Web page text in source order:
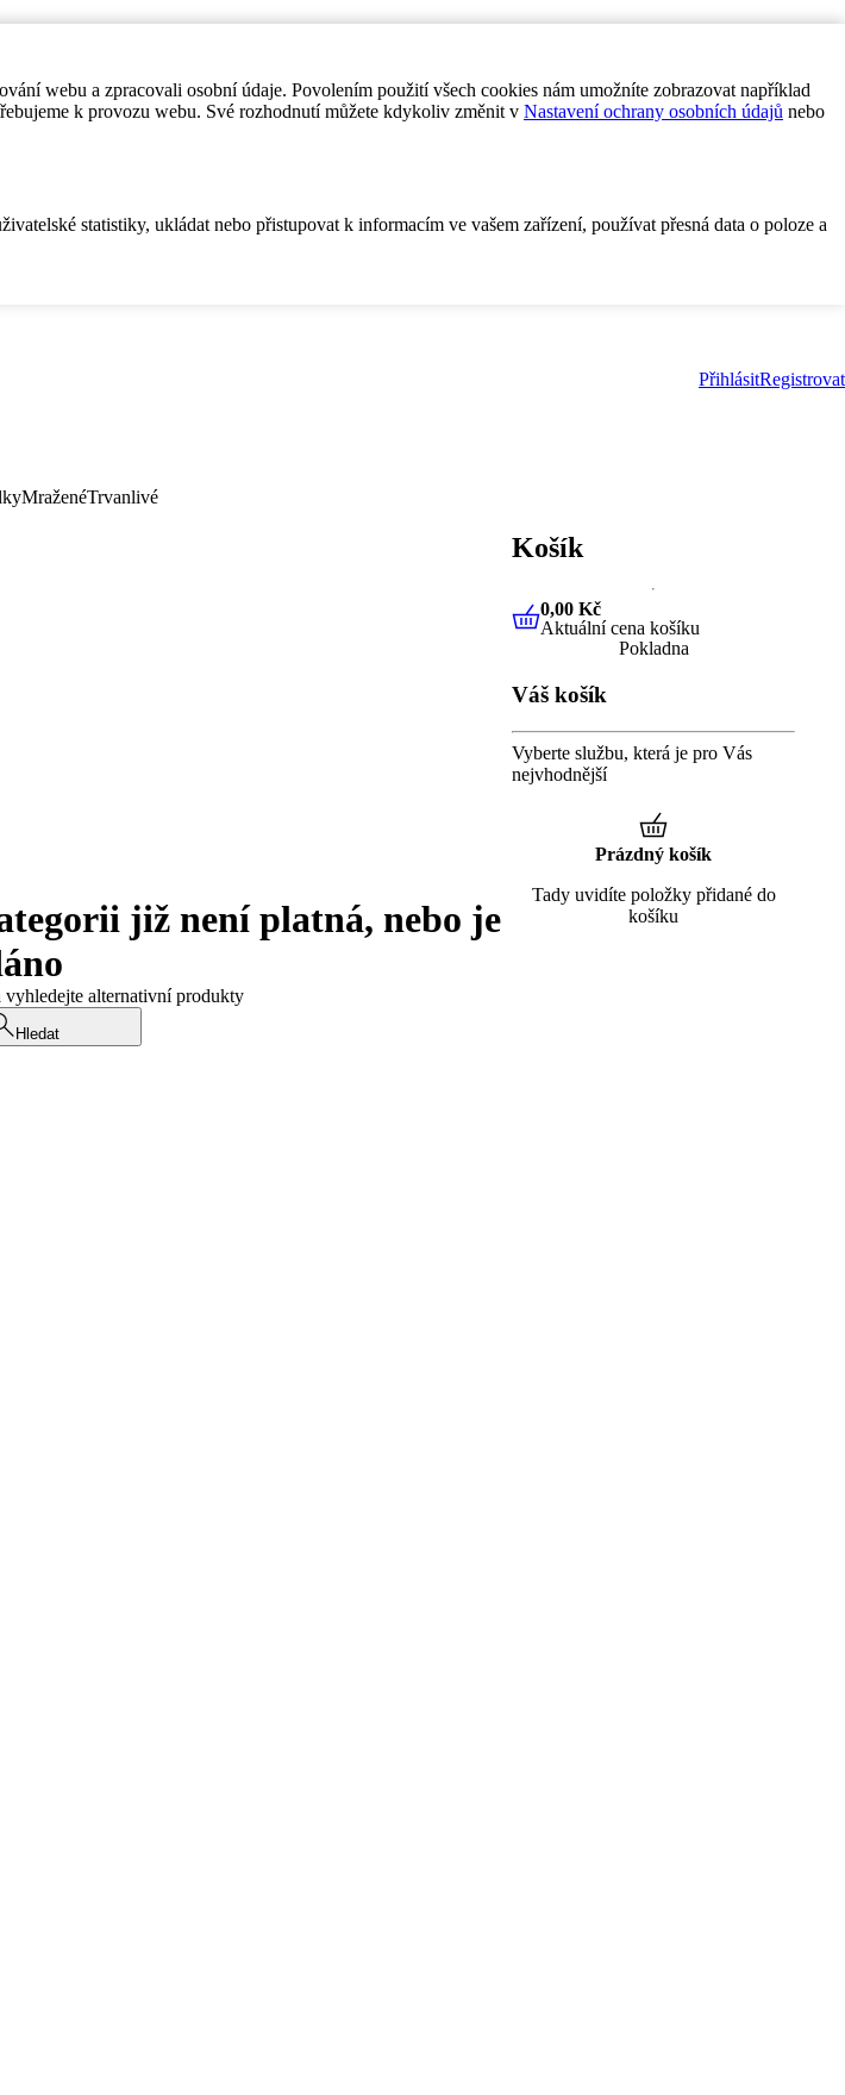
webu a zpracovali osobní údaje. Povolením použití všech cookies nám umožníte zobrazovat například
k provozu webu. Své rozhodnutí můžete kdykoliv změnit v Nastavení ochrany osobních údajů nebo
statistiky, ukládat nebo přistupovat k informacím ve vašem zařízení, používat přesná data o poloze a
PřihlásitRegistrovat
MraženéTrvanlivé
již není platná, nebo je
alternativní produkty
Hledat
Košík
0,00 KčAktuální cena košíku
0,00 Kč
Aktuální cena košíku
Pokladna
Váš košík
Vyberte službu, která je pro Vás
nejvhodnější
Prázdný košík
Tady uvidíte položky přidané do
košíku